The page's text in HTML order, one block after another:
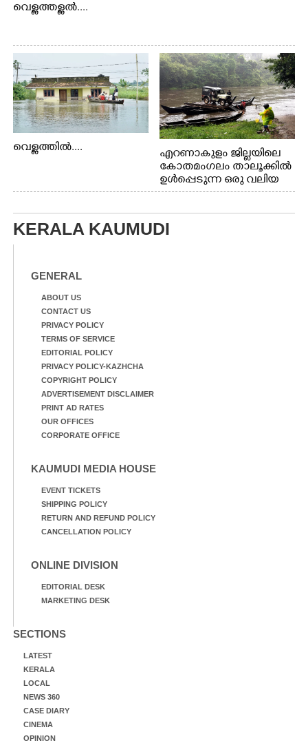
വെള്ളത്തള്ളൽ....
വെള്ളത്തിൽ....
എറണാകുളം ജില്ലയിലെ
കോതമംഗലം താലൂക്കിൽ
ഉൾപ്പെടുന്ന ഒരു വലിയ
ഗ്രാമപഞ്ചായത്താണ് കുട്ട
വെള്ളാരംകുത്ത്,
KERALA KAUMUDI
GENERAL
ABOUT US
CONTACT US
PRIVACY POLICY
TERMS OF SERVICE
EDITORIAL POLICY
PRIVACY POLICY-KAZHCHA
COPYRIGHT POLICY
ADVERTISEMENT DISCLAIMER
PRINT AD RATES
OUR OFFICES
CORPORATE OFFICE
KAUMUDI MEDIA HOUSE
EVENT TICKETS
SHIPPING POLICY
RETURN AND REFUND POLICY
CANCELLATION POLICY
ONLINE DIVISION
EDITORIAL DESK
MARKETING DESK
SECTIONS
LATEST
KERALA
LOCAL
NEWS 360
CASE DIARY
CINEMA
OPINION